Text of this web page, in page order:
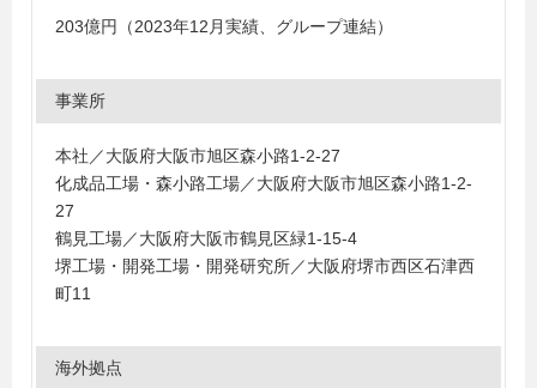
203億円（2023年12月実績、グループ連結）
事業所
本社／大阪府大阪市旭区森小路1-2-27
化成品工場・森小路工場／大阪府大阪市旭区森小路1-2-
27
鶴見工場／大阪府大阪市鶴見区緑1-15-4
堺工場・開発工場・開発研究所／大阪府堺市西区石津西
町11
海外拠点